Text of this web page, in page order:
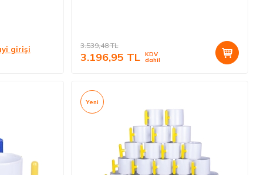
girişi
3.539,48TL
3.196,95 TL KDV
dahil
Yeni